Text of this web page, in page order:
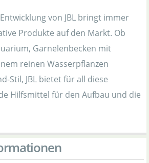
von JBL bringt immer
Produkte auf den Markt. Ob
Garnelenbecken mit
reinen Wasserpflanzen
Stil, JBL bietet für all diese
Hilfsmittel für den Aufbau und die